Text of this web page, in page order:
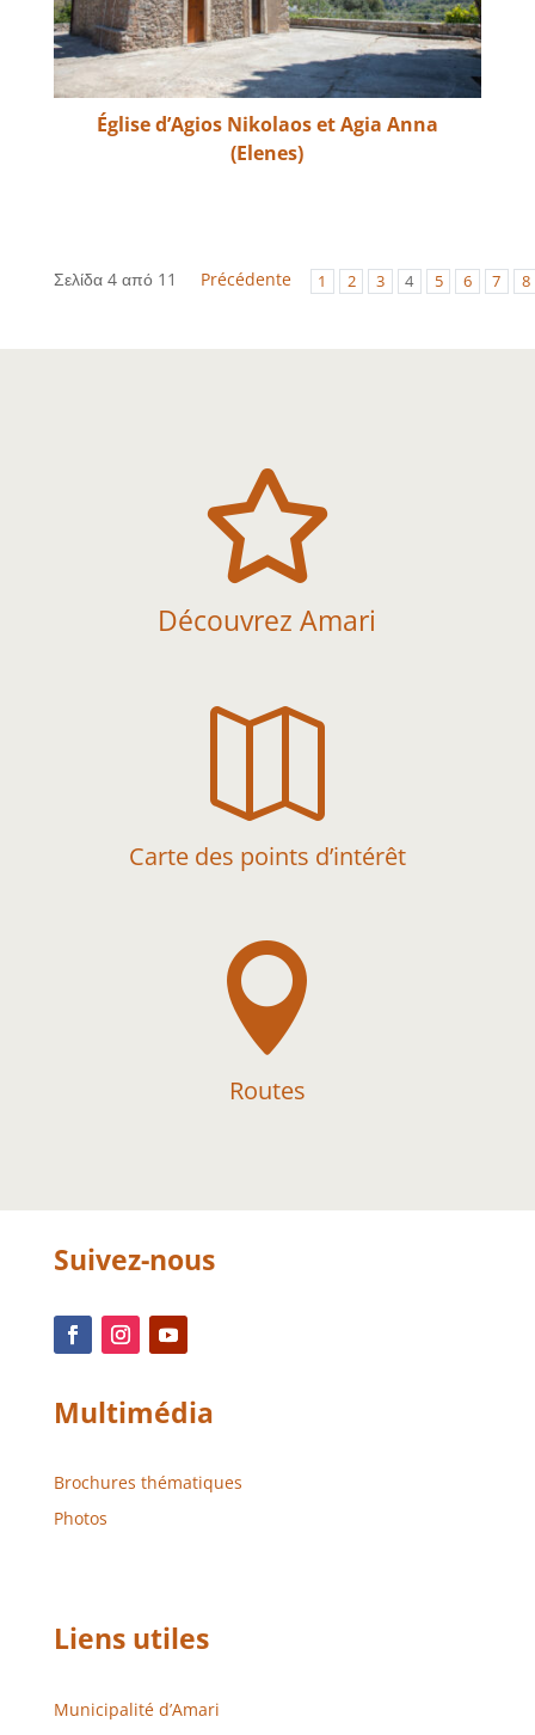
Église d’Agios Nikolaos et Agia Anna
(Elenes)
Σελίδα 4 από 11 Précédente 1 2 3 4 5 6 7 8

Découvrez Amari

Carte des points d’intérêt

Routes
Suivez-nous
Multimédia
Brochures thématiques
Photos
Liens utiles
Municipalité d’Amari